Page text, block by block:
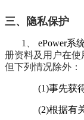
三、隐私保护
1、 ePower系
册资料及用户在
但下列情况除外：
(1)事先获得用
(2)根据有关的